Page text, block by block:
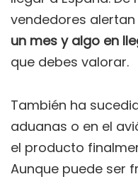
vendedores
un mes y algo en
que debes valorar.
También ha
aduanas o en el
el producto
Aunque puede ser